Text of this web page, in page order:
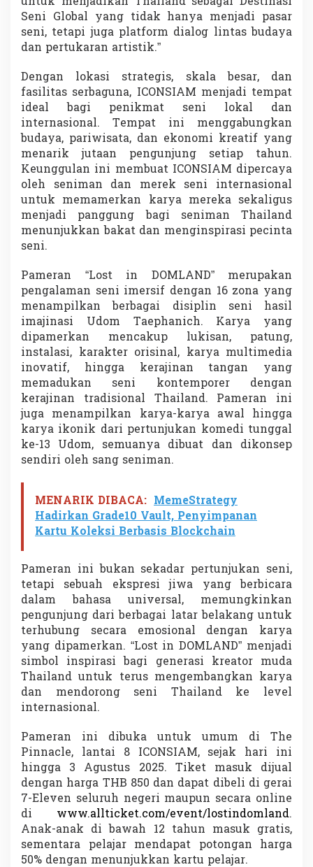
Seni Global yang tidak hanya menjadi pasar
seni, tetapi juga platform dialog lintas budaya
dan pertukaran artistik.”
Dengan lokasi strategis, skala besar, dan
fasilitas serbaguna, ICONSIAM menjadi tempat
ideal bagi penikmat seni lokal dan
internasional. Tempat ini menggabungkan
budaya, pariwisata, dan ekonomi kreatif yang
menarik jutaan pengunjung setiap tahun.
Keunggulan ini membuat ICONSIAM dipercaya
oleh seniman dan merek seni internasional
untuk memamerkan karya mereka sekaligus
menjadi panggung bagi seniman Thailand
menunjukkan bakat dan menginspirasi pecinta
seni.
Pameran “Lost in DOMLAND” merupakan
pengalaman seni imersif dengan 16 zona yang
menampilkan berbagai disiplin seni hasil
imajinasi Udom Taephanich. Karya yang
dipamerkan mencakup lukisan, patung,
instalasi, karakter orisinal, karya multimedia
inovatif, hingga kerajinan tangan yang
memadukan seni kontemporer dengan
kerajinan tradisional Thailand. Pameran ini
juga menampilkan karya-karya awal hingga
karya ikonik dari pertunjukan komedi tunggal
ke-13 Udom, semuanya dibuat dan dikonsep
sendiri oleh sang seniman.
MENARIK DIBACA: MemeStrategy
Hadirkan Grade10 Vault, Penyimpanan
Kartu Koleksi Berbasis Blockchain
Pameran ini bukan sekadar pertunjukan seni,
tetapi sebuah ekspresi jiwa yang berbicara
dalam bahasa universal, memungkinkan
pengunjung dari berbagai latar belakang untuk
terhubung secara emosional dengan karya
yang dipamerkan. “Lost in DOMLAND” menjadi
simbol inspirasi bagi generasi kreator muda
Thailand untuk terus mengembangkan karya
dan mendorong seni Thailand ke level
internasional.
Pameran ini dibuka untuk umum di The
Pinnacle, lantai 8 ICONSIAM, sejak hari ini
hingga 3 Agustus 2025. Tiket masuk dijual
dengan harga THB 850 dan dapat dibeli di gerai
7-Eleven seluruh negeri maupun secara online
di www.allticket.com/event/lostindomland.
Anak-anak di bawah 12 tahun masuk gratis,
sementara pelajar mendapat potongan harga
50% dengan menunjukkan kartu pelajar.